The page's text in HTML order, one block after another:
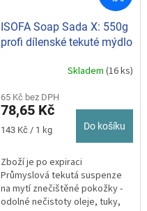
ISOFA Soap Sada X: 550g
profi dílenské tekuté mýdlo
držák (zelená)Skladem (16 ks)
65 Kč bez DPH
78,65 Kč
Měrná
143 Kč / 1 kg Do košíku
Zboží je po expiraci
Průmyslová tekutá suspenze
na mytí znečištěné pokožky -
odolné nečistoty oleje, tuky,